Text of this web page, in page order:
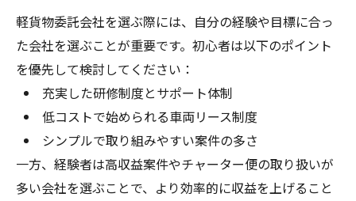
軽貨物委託会社を選ぶ際には、自分の経験や目標に合っ
た会社を選ぶことが重要です。初心者は以下のポイント
を優先して検討してください：
充実した研修制度とサポート体制
低コストで始められる車両リース制度
シンプルで取り組みやすい案件の多さ
一方、経験者は高収益案件やチャーター便の取り扱いが
多い会社を選ぶことで、より効率的に収益を上げること